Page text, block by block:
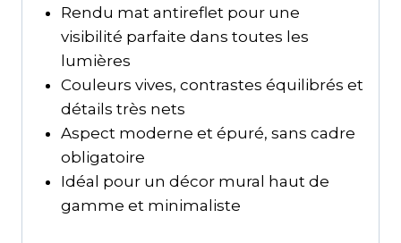
Rendu mat antireflet pour une
visibilité parfaite dans toutes les
lumières
Couleurs vives, contrastes équilibrés et
détails très nets
Aspect moderne et épuré, sans cadre
obligatoire
Idéal pour un décor mural haut de
gamme et minimaliste